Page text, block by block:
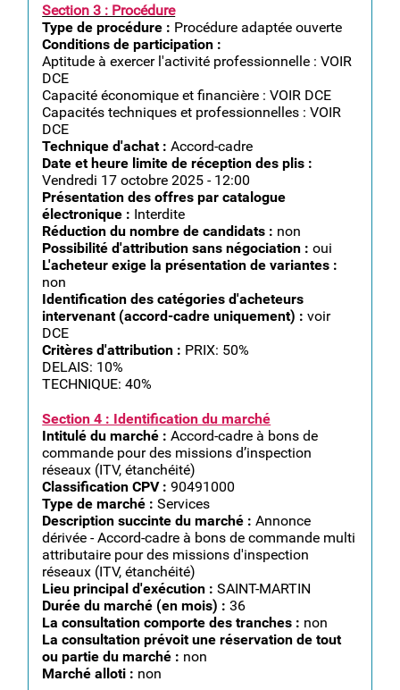
Section 3 : Procédure
Type de procédure : Procédure adaptée ouverte
Conditions de participation :
Aptitude à exercer l'activité professionnelle : VOIR
DCE
Capacité économique et financière : VOIR DCE
Capacités techniques et professionnelles : VOIR
DCE
Technique d'achat :Accord-cadre
Date et heure limite de réception des plis :
Vendredi 17 octobre 2025 - 12:00
Présentation des offres par catalogue
électronique : Interdite
Réduction du nombre de candidats : non
Possibilité d'attribution sans négociation : oui
L'acheteur exige la présentation de variantes :
non
Identification des catégories d'acheteurs
intervenant (accord-cadre uniquement) : voir
DCE
Critères d'attribution : PRIX: 50%
DELAIS: 10%
TECHNIQUE: 40%
Section 4 : Identification du marché
Intitulé du marché :Accord-cadre à bons de
commande pour des missions d’inspection
réseaux (ITV, étanchéité)
Classification CPV : 90491000
Type de marché :Services
Description succinte du marché :Annonce
dérivée - Accord-cadre à bons de commande multi
attributaire pour des missions d'inspection
réseaux (ITV, étanchéité)
Lieu principal d'exécution :SAINT-MARTIN
Durée du marché (en mois) :36
La consultation comporte des tranches : non
La consultation prévoit une réservation de tout
ou partie du marché : non
Marché alloti : non